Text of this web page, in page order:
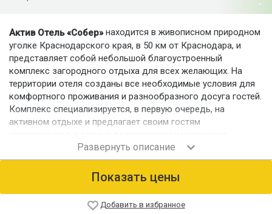
Актив Отель «Собер»находится в живописном природном
уголке Краснодарского края, в 50 км от Краснодара, и
представляет собой небольшой благоустроенный
комплекс загородного отдыха для всех желающих. На
территории отеля созданы все необходимые условия для
комфортного проживания и разнообразного досуга гостей.
Комплекс специализируется, в первую очередь, на
активном отдыхе и предлагает своим гостям
квадроциклах. Для любителей спокойного
времяпрепровождения предоставляется сауна и другие
развлечения на территории отеля.
Номерной фонд
Гости отеля размещаются в удобных номерах категорий
Показать цены
Добавить в избранное